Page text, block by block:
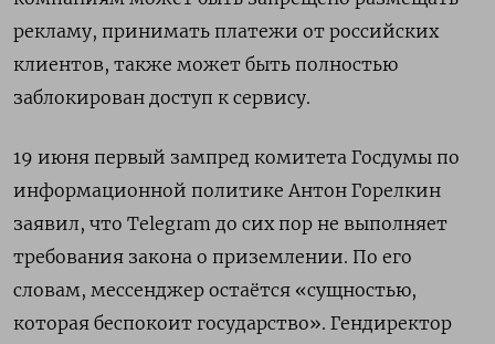
рекламу, принимать платежи от российских
клиентов, также может быть полностью
заблокирован доступ к сервису.
19 июня первый зампред комитета Госдумы по
информационной политике Антон Горелкин
заявил, что Telegram до сих пор не выполняет
требования закона о приземлении. По его
словам, мессенджер остаётся «сущностью,
которая беспокоит государство». Гендиректор